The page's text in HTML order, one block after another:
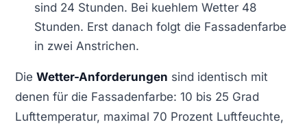
sind 24 Stunden. Bei kuehlem Wetter 48
Stunden. Erst danach folgt die Fassadenfarbe
in zwei Anstrichen.
Die Wetter-Anforderungen sind identisch mit
denen für die Fassadenfarbe: 10 bis 25 Grad
Lufttemperatur, maximal 70 Prozent Luftfeuchte,